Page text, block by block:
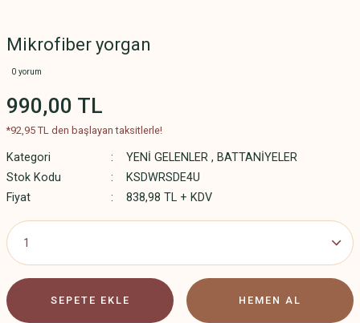
Mikrofiber yorgan
0 yorum
990,00 TL
*92,95 TL den başlayan taksitlerle!
Kategori YENİ GELENLER , BATTANİYELER
Stok Kodu
KSDWRSDE4U
Fiyat
838,98 TL + KDV
SEPETE EKLE HEMEN AL